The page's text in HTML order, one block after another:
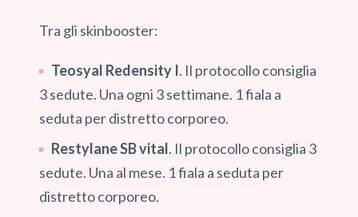
Tra gli skinbooster:
Teosyal Redensity I. Il protocollo consiglia
3 sedute. Una ogni 3 settimane. 1 fiala a
seduta per distretto corporeo.
Restylane SB vital. Il protocollo consiglia 3
sedute. Una al mese. 1 fiala a seduta per
distretto corporeo.